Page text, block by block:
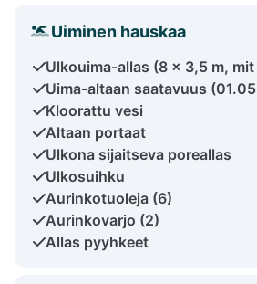
Uiminen hauskaa
Ulkouima-allas (8 x 3,5 m,
Uima-altaan saatavuus
Kloorattu vesi
Altaan portaat
Ulkona sijaitseva poreallas
Ulkosuihku
Aurinkotuoleja (6)
Aurinkovarjo (2)
Allas pyyhkeet